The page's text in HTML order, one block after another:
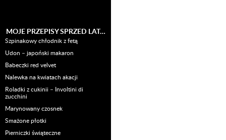
MOJE PRZEPISY SPRZED LAT…
Szpinakowy chłodnik z fetą
Udon – japoński makaron
Babeczki red velvet
Nalewka na kwiatach akacji
Roladki z cukinii – Involtini di
zucchini
Marynowany czosnek
Smażone płotki
Pierniczki świąteczne